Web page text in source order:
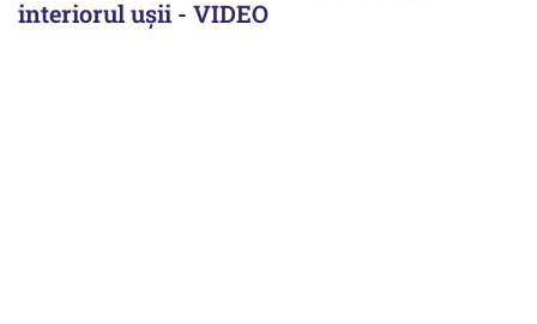
interiorul ușii - VIDEO